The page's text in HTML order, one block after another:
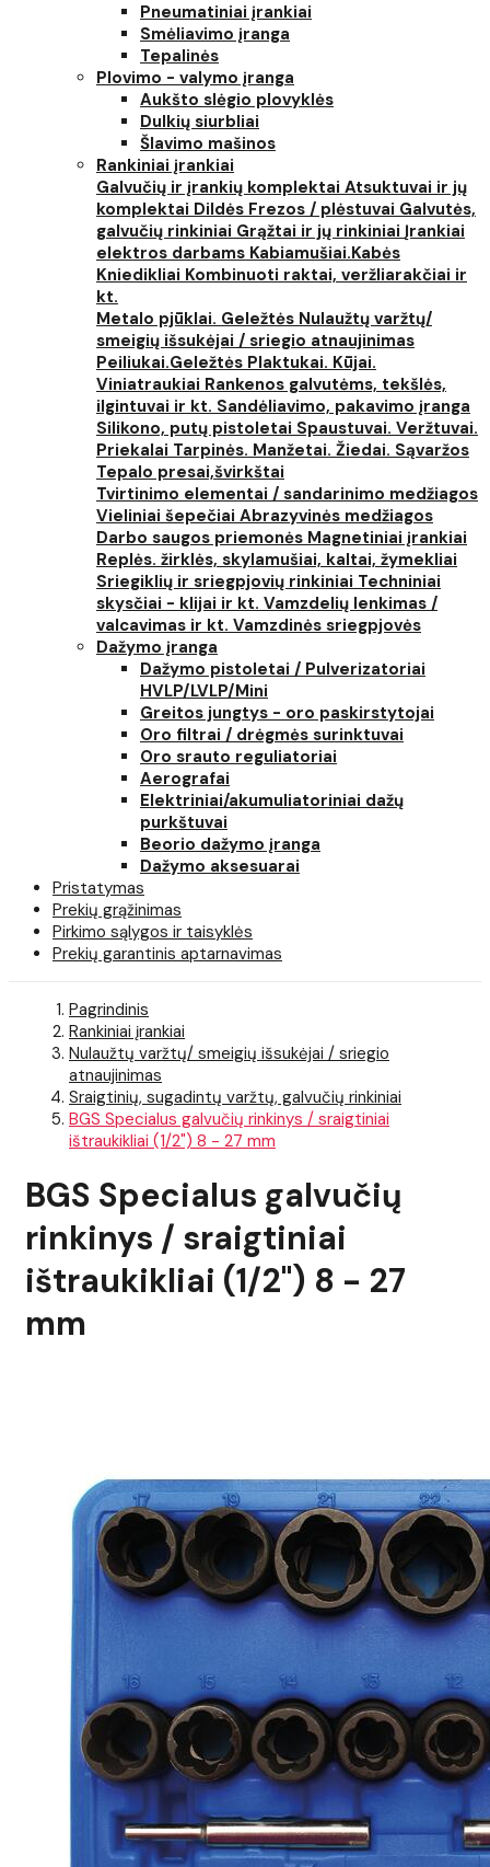
Pneumatiniai įrankiai
Smėliavimo įranga
Tepalinės
Plovimo - valymo įranga
Aukšto slėgio plovyklės
Dulkių siurbliai
Šlavimo mašinos
Rankiniai įrankiai
Galvučių ir įrankių komplektai Atsuktuvai ir jų
komplektai Dildės Frezos / plėstuvai Galvutės,
galvučių rinkiniai Grąžtai ir jų rinkiniai Įrankiai
elektros darbams Kabiamušiai.Kabės
Kniedikliai Kombinuoti raktai, veržliarakčiai ir
kt.
Metalo pjūklai. Geležtės Nulaužtų varžtų/
smeigių išsukėjai / sriegio atnaujinimas
Peiliukai.Geležtės Plaktukai. Kūjai.
Viniatraukiai Rankenos galvutėms, tekšlės,
ilgintuvai ir kt. Sandėliavimo, pakavimo įranga
Silikono, putų pistoletai Spaustuvai. Veržtuvai.
Priekalai Tarpinės. Manžetai. Žiedai. Sąvaržos
Tepalo presai,švirkštai
Tvirtinimo elementai / sandarinimo medžiagos
Vieliniai šepečiai Abrazyvinės medžiagos
Darbo saugos priemonės Magnetiniai įrankiai
Replės. žirklės, skylamušiai, kaltai, žymekliai
Sriegiklių ir sriegpjovių rinkiniai Techniniai
skysčiai - klijai ir kt. Vamzdelių lenkimas /
valcavimas ir kt. Vamzdinės sriegpjovės
Dažymo įranga
Dažymo pistoletai / Pulverizatoriai
HVLP/LVLP/Mini
Greitos jungtys - oro paskirstytojai
Oro filtrai / drėgmės surinktuvai
Oro srauto reguliatoriai
Aerografai
Elektriniai/akumuliatoriniai dažų
purkštuvai
Beorio dažymo įranga
Dažymo aksesuarai
Pristatymas
Prekių grąžinimas
Pirkimo sąlygos ir taisyklės
Prekių garantinis aptarnavimas
Pagrindinis
Rankiniai įrankiai
Nulaužtų varžtų/ smeigių išsukėjai / sriegio
atnaujinimas
Sraigtinių, sugadintų varžtų, galvučių rinkiniai
BGS Specialus galvučių rinkinys / sraigtiniai
ištraukikliai (1/2") 8 - 27 mm
BGS Specialus galvučių
rinkinys / sraigtiniai
ištraukikliai (1/2") 8 - 27
mm